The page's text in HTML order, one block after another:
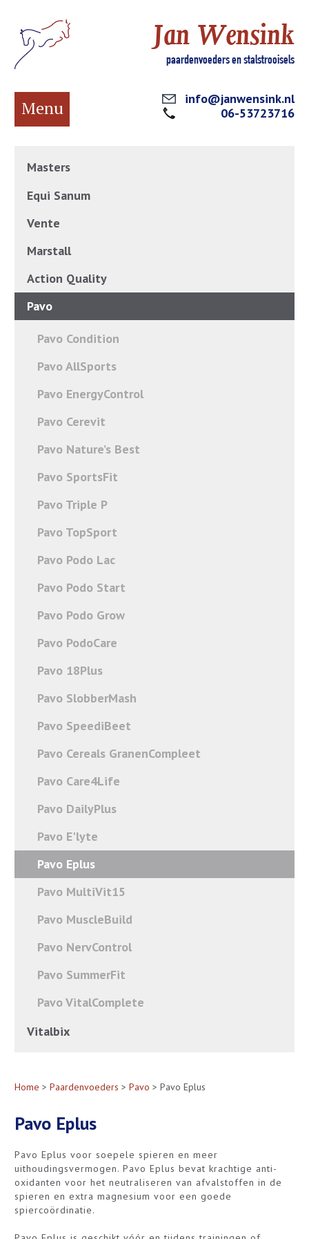
Jan Wensink
paardenvoeders en stalstrooisels
Menu
info@janwensink.nl
06-53723716
Masters
Equi Sanum
Vente
Marstall
Action Quality
Pavo
Pavo Condition
Pavo AllSports
Pavo EnergyControl
Pavo Cerevit
Pavo Nature’s Best
Pavo SportsFit
Pavo Triple P
Pavo TopSport
Pavo Podo Lac
Pavo Podo Start
Pavo Podo Grow
Pavo PodoCare
Pavo 18Plus
Pavo SlobberMash
Pavo SpeediBeet
Pavo Cereals GranenCompleet
Pavo Care4Life
Pavo DailyPlus
Pavo E'lyte
Pavo Eplus
Pavo MultiVit15
Pavo MuscleBuild
Pavo NervControl
Pavo SummerFit
Pavo VitalComplete
Vitalbix
Home > Paardenvoeders > Pavo > Pavo Eplus
Pavo Eplus
Pavo Eplus voor soepele spieren en meer
uithoudingsvermogen. Pavo Eplus bevat krachtige anti-
oxidanten voor het neutraliseren van afvalstoffen in de
spieren en extra magnesium voor een goede
spiercoördinatie.